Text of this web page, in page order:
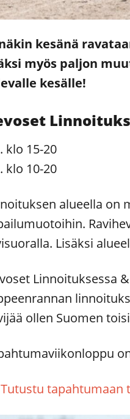
kesänä
myös paljon
kesälle!
klo 15-20
klo 10-20
alueella on
Lisäksi
Linnoituksessa
ollen Suomen
Tutustu tapahtumaan